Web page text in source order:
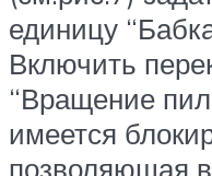
единицу
Включить
“Вращение
имеется
позволяющая